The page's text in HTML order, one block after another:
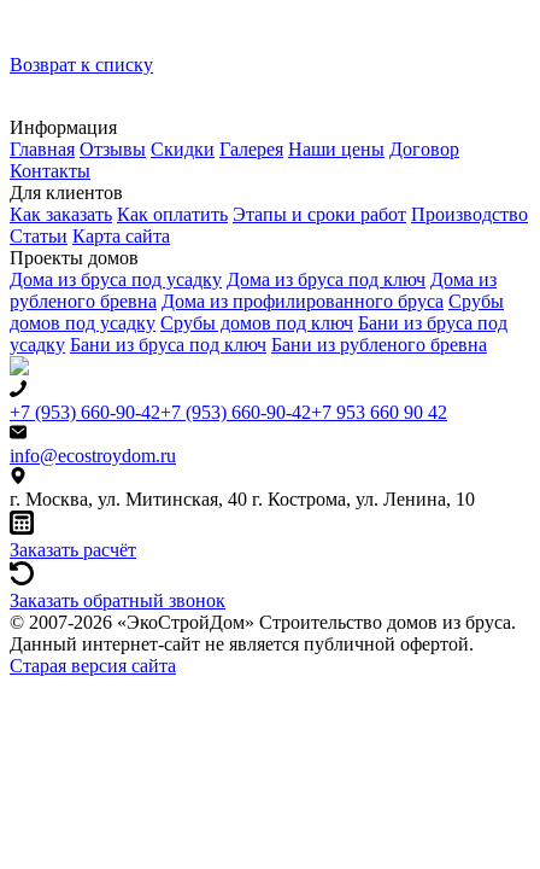
Возврат к списку
Информация
Главная Отзывы Скидки Галерея Наши цены Договор
Контакты
Для клиентов
Как заказать Как оплатить Этапы и сроки работ Производство
Статьи Карта сайта
Проекты домов
Дома из бруса под усадку Дома из бруса под ключ Дома из
рубленого бревна Дома из профилированного бруса Срубы
домов под усадку Срубы домов под ключ Бани из бруса под
усадку Бани из бруса под ключ Бани из рубленого бревна
+7 (953) 660-90-42+7 (953) 660-90-42+7 953 660 90 42
info@ecostroydom.ru
г. Москва, ул. Митинская, 40 г. Кострома, ул. Ленина, 10
Заказать расчёт
Заказать обратный звонок
© 2007-2026 «ЭкоСтройДом» Строительство домов из бруса.
Данный интернет-сайт не является публичной офертой.
Старая версия сайта